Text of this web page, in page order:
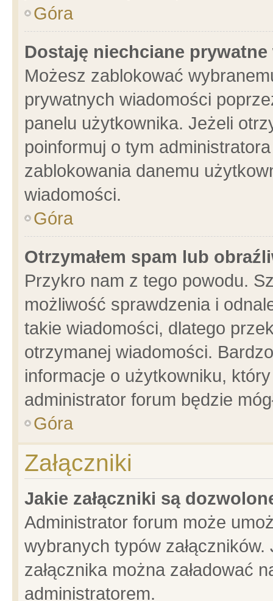
Góra
Dostaję niechciane
Możesz zablokować
prywatnych wiadomości
panelu użytkownika. Jeżeli
poinformuj o tym
zablokowania danemu
wiadomości.
Góra
Otrzymałem spam lub
Przykro nam z tego powodu.
możliwość sprawdzenia i
takie wiadomości, dlatego
otrzymanej wiadomości.
informacje o użytkowniku,
administrator forum będzie
Góra
Załączniki
Jakie załączniki są
Administrator forum może
wybranych typów
załącznika można załadować
administratorem.